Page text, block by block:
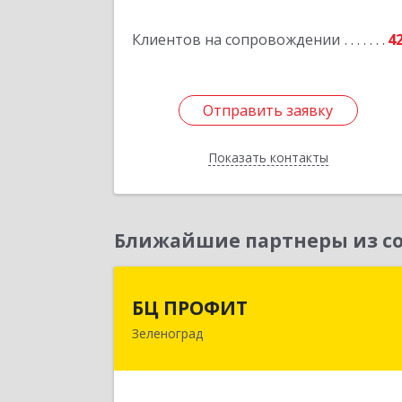
Клиентов на сопровождении
Отправить заявку
Показать контакты
Отправить заявку
Назад
Ближайшие партнеры из
БЦ ПРОФИТ
Зеленоград124482, Москва г, Зеленоград г,